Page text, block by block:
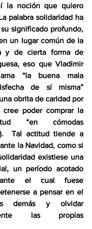
la noción que quiero
palabra solidaridad ha
significado profundo,
un lugar común de la
y de cierta forma de
eso que Vladimir
“la buena mala
de sí misma”
obrita de caridad por
poder comprar la
“en cómodas
Tal actitud tiende a
la Navidad, como si
existiese una
un período acotado
el cual fuese
a pensar en el
demás y olvidar
las propias